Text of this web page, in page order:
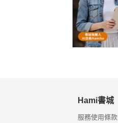
Hami書城
服務使用條款